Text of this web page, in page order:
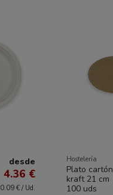
desde
4.36 €
0.09 € / Ud.
Hostelería
Plato cartón
kraft 21 cm
100 uds